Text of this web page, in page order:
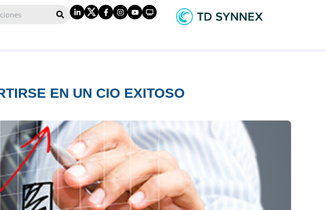
EN UN CIO EXITOSO